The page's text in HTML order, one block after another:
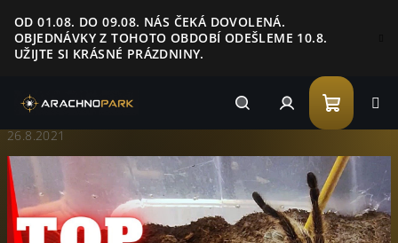
na
obsah
OD 01.08. DO 09.08. NÁS ČEKÁ DOVOLENÁ.
OBJEDNÁVKY Z TOHOTO OBDOBÍ ODEŠLEME 10.8.
UŽIJTE SI KRÁSNÉ PRÁZDNINY.
HledatPřihlášení
košík
26.8.2021